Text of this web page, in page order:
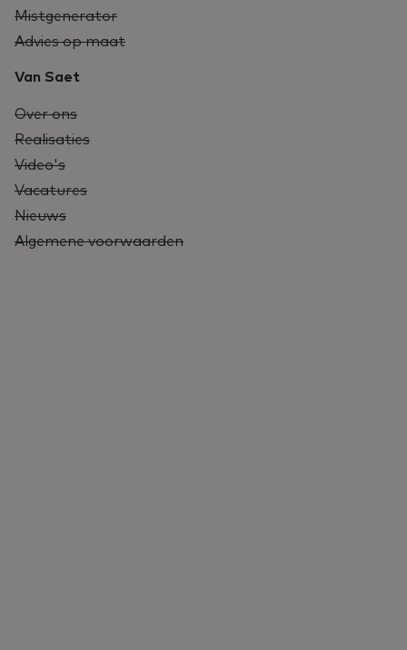
Mistgenerator
Advies op maat
Van Saet
Over ons
Realisaties
Video's
Vacatures
Nieuws
Algemene voorwaarden